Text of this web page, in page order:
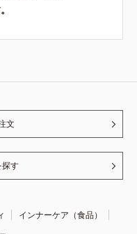
文
探す
インナーケア（食品）